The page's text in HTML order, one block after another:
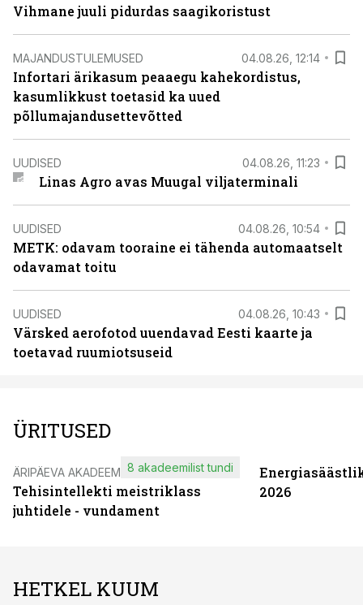
Vihmane juuli pidurdas saagikoristust
MAJANDUSTULEMUSED 04.08.26, 12:14
Infortari ärikasum peaaegu kahekordistus,
kasumlikkust toetasid ka uued
põllumajandusettevõtted
UUDISED 04.08.26, 11:23
Linas Agro avas Muugal viljaterminali
UUDISED 04.08.26, 10:54
METK: odavam tooraine ei tähenda automaatselt
odavamat toitu
UUDISED 04.08.26, 10:43
Värsked aerofotod uuendavad Eesti kaarte ja
toetavad ruumiotsuseid
ÜRITUSED
ÄRIPÄEVA AKADEEMIA
Tehisintellekti meistriklass
juhtidele - vundament
8 akadeemilist tundi
2026
HETKEL KUUM